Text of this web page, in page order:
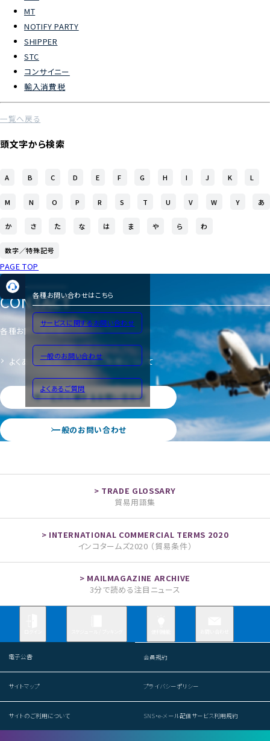
MT
NOTIFY PARTY
SHIPPER
STC
コンサイニー
輸入消費税
一覧へ戻る
頭文字から検索
A B C D E F G H I J K L
M N O P R S T U V W Y あ
か さ た な は ま や ら わ
数字／特殊記号
PAGE TOP
各種お問い合わせはこちら
サービスに関するお問い合わせ
一般のお問い合わせ
よくあるご質問
CONTACT
各種お問い合わせ
よくあるご質問 サイトのご利用について
サービスに関するお問い合わせ
一般のお問い合わせ
貿易用語集
インコタームズ2020 （貿易条件）
3分で読める注目ニュース
電子公告 会員規約
サイトマップ プライバシーポリシー
サイトのご利用について SNS・e-メール配信サービス利用規約